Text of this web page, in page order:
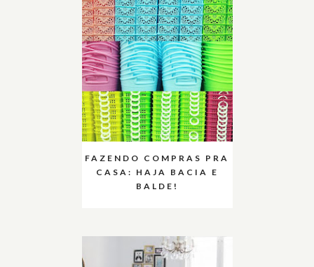
FAZENDO COMPRAS PRA
CASA: HAJA BACIA E
BALDE!